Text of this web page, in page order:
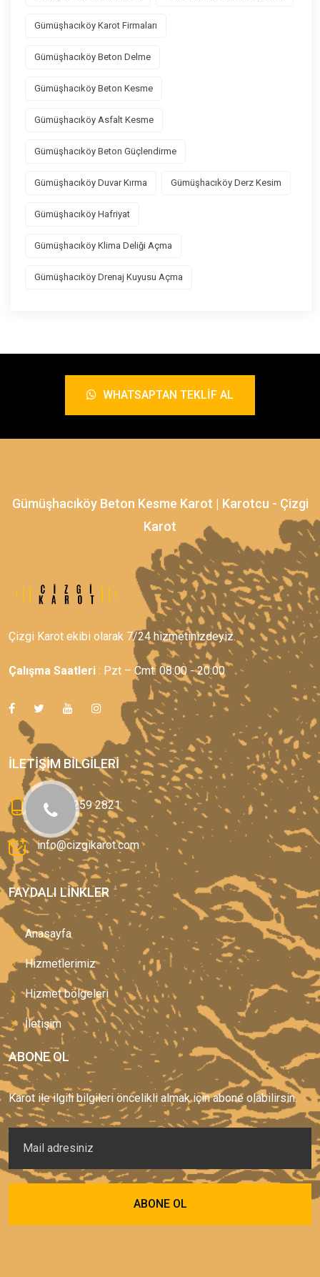
Gümüşhacıköy Karot Firmaları
Gümüşhacıköy Beton Delme
Gümüşhacıköy Beton Kesme
Gümüşhacıköy Asfalt Kesme
Gümüşhacıköy Beton Güçlendirme
Gümüşhacıköy Duvar Kırma Gümüşhacıköy Derz Kesim
Gümüşhacıköy Hafriyat
Gümüşhacıköy Klima Deliği Açma
Gümüşhacıköy Drenaj Kuyusu Açma
WHATSAPTAN TEKLIF AL
Gümüşhacıköy Beton Kesme Karot | Karotcu - Çizgi
Karot
Çizgi Karot ekibi olarak 7/24 hizmetinizdeyiz.
Çalışma Saatleri : Pzt – Cmt: 08:00 - 20:00
İLETIŞIM BILGILERI
0(544) 259 2821
info@cizgikarot.com
FAYDALI LINKLER
Anasayfa
Hizmetlerimiz
Hizmet bölgeleri
İletişim
ABONE OL
Karot ile ilgili bilgileri öncelikli almak için abone olabilirsin.